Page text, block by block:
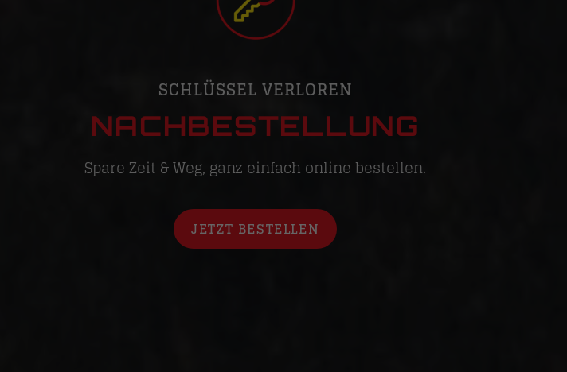
SCHLÜSSEL VERLOREN
NACHBESTELLUNG
Spare Zeit & Weg, ganz einfach online bestellen.
JETZT BESTELLEN